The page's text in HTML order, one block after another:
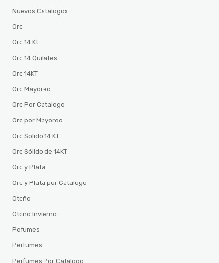
Nuevos Catalogos
Oro
Oro 14 Kt
Oro 14 Quilates
Oro 14KT
Oro Mayoreo
Oro Por Catalogo
Oro por Mayoreo
Oro Solido 14 KT
Oro Sólido de 14KT
Oro y Plata
Oro y Plata por Catalogo
Otoño
Otoño Invierno
Pefumes
Perfumes
Perfumes Por Catalogo